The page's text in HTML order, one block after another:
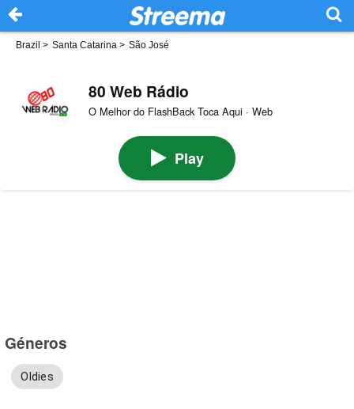
Brazil > Santa Catarina > São José
80 Web Rádio
O Melhor do FlashBack Toca Aqui · Web
Play
Géneros
Oldies